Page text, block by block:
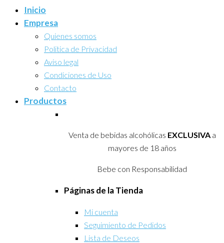
Inicio
Empresa
Quienes somos
Politica de Privacidad
Aviso legal
Condiciones de Uso
Contacto
Productos
Venta de bebidas alcohólicas EXCLUSIVAa
mayores de 18 años
Bebe con Responsabilidad
Páginas de la Tienda
Mi cuenta
Seguimiento de Pedidos
Lista de Deseos